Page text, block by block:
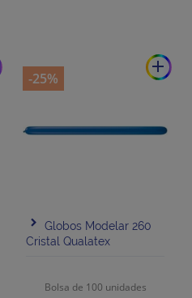
add
Globos Modelar 260
Cristal Qualatex
Bolsa de 100 unidades
-25%